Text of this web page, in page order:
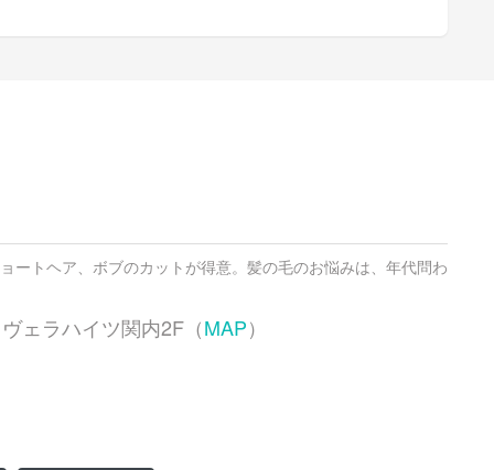
ートヘア、ボブのカットが得意。髪の毛のお悩みは、年代問わ
ェラハイツ関内2F（MAP）